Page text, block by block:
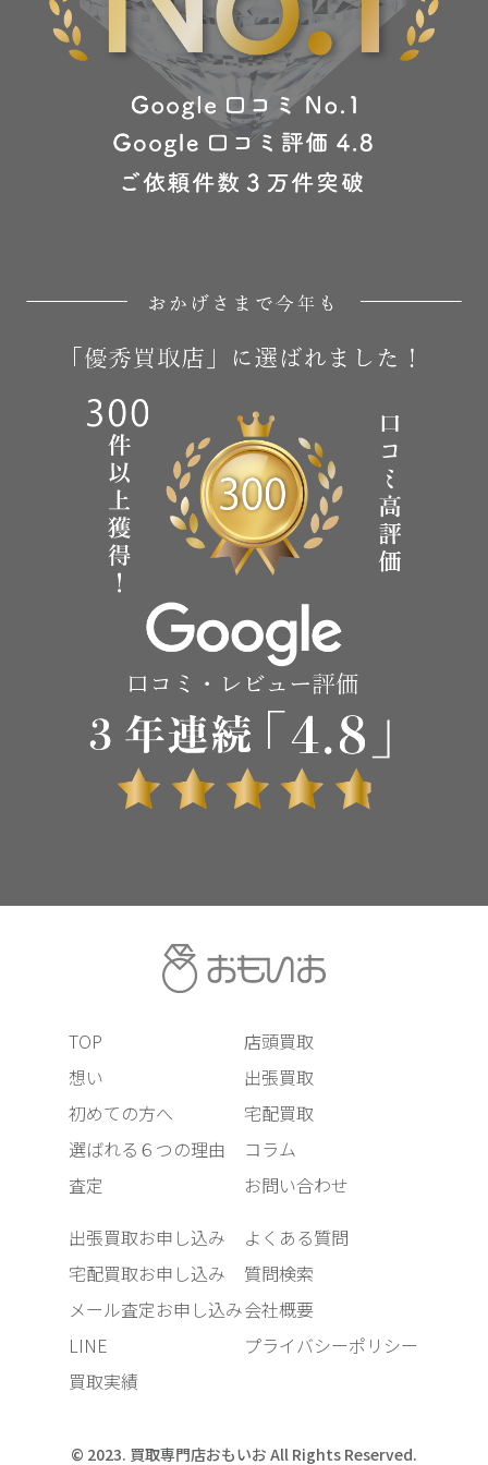
TOP
想い
初めての方へ
選ばれる６つの理由
査定
店頭買取
出張買取
宅配買取
コラム
お問い合わせ
出張買取お申し込み
宅配買取お申し込み
メール査定お申し込み
LINE
買取実績
よくある質問
質問検索
会社概要
プライバシーポリシー
© 2023. 買取専門店おもいお All Rights Reserved.